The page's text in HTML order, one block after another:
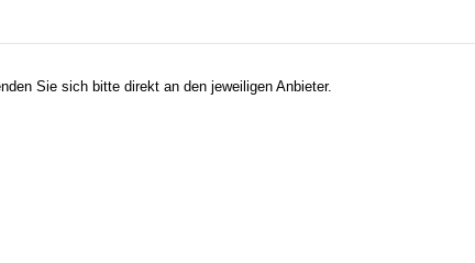
Sie sich bitte direkt an den jeweiligen Anbieter.